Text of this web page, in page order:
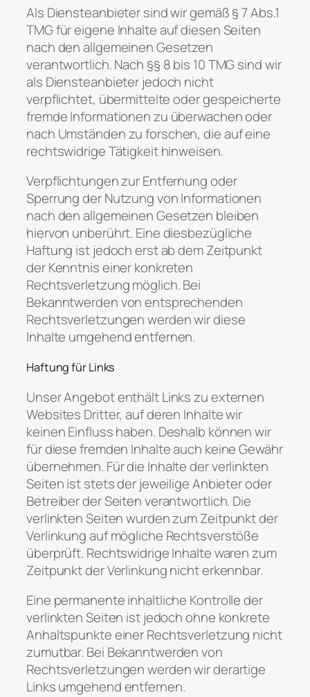
Als Diensteanbieter sind wir gemäß § 7 Abs.1
TMG für eigene Inhalte auf diesen Seiten
nach den allgemeinen Gesetzen
verantwortlich. Nach §§ 8 bis 10 TMG sind wir
als Diensteanbieter jedoch nicht
verpflichtet, übermittelte oder gespeicherte
fremde Informationen zu überwachen oder
nach Umständen zu forschen, die auf eine
rechtswidrige Tätigkeit hinweisen.
Verpflichtungen zur Entfernung oder
Sperrung der Nutzung von Informationen
nach den allgemeinen Gesetzen bleiben
hiervon unberührt. Eine diesbezügliche
Haftung ist jedoch erst ab dem Zeitpunkt
der Kenntnis einer konkreten
Rechtsverletzung möglich. Bei
Bekanntwerden von entsprechenden
Rechtsverletzungen werden wir diese
Inhalte umgehend entfernen.
Haftung für Links
Unser Angebot enthält Links zu externen
Websites Dritter, auf deren Inhalte wir
keinen Einfluss haben. Deshalb können wir
für diese fremden Inhalte auch keine Gewähr
übernehmen. Für die Inhalte der verlinkten
Seiten ist stets der jeweilige Anbieter oder
Betreiber der Seiten verantwortlich. Die
verlinkten Seiten wurden zum Zeitpunkt der
Verlinkung auf mögliche Rechtsverstöße
überprüft. Rechtswidrige Inhalte waren zum
Zeitpunkt der Verlinkung nicht erkennbar.
Eine permanente inhaltliche Kontrolle der
verlinkten Seiten ist jedoch ohne konkrete
Anhaltspunkte einer Rechtsverletzung nicht
zumutbar. Bei Bekanntwerden von
Rechtsverletzungen werden wir derartige
Links umgehend entfernen.